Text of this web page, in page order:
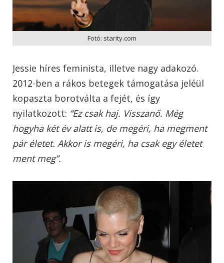
Fotó: starity.com
Jessie híres feminista, illetve nagy adakozó.
2012-ben a rákos betegek támogatása jeléül
kopaszta borotválta a fejét, és így
nyilatkozott: “Ez csak haj. Visszanő. Még
hogyha két év alatt is, de megéri, ha megment
pár életet. Akkor is megéri, ha csak egy életet
ment meg”.